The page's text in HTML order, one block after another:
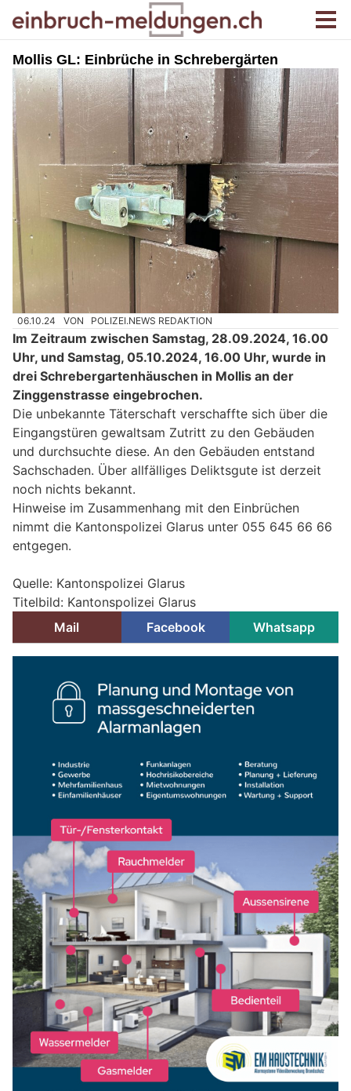
Mollis GL: Einbrüche in Schrebergärten
06.10.24 VON POLIZEI.NEWS REDAKTION
Im Zeitraum zwischen Samstag, 28.09.2024, 16.00
Uhr, und Samstag, 05.10.2024, 16.00 Uhr, wurde in
drei Schrebergartenhäuschen in Mollis an der
Zinggenstrasse eingebrochen.
Die unbekannte Täterschaft verschaffte sich über die
Eingangstüren gewaltsam Zutritt zu den Gebäuden
und durchsuchte diese. An den Gebäuden entstand
Sachschaden. Über allfälliges Deliktsgute ist derzeit
noch nichts bekannt.
Hinweise im Zusammenhang mit den Einbrüchen
nimmt die Kantonspolizei Glarus unter 055 645 66 66
entgegen.
Quelle: Kantonspolizei Glarus
Titelbild: Kantonspolizei Glarus
Mail
Facebook Whatsapp